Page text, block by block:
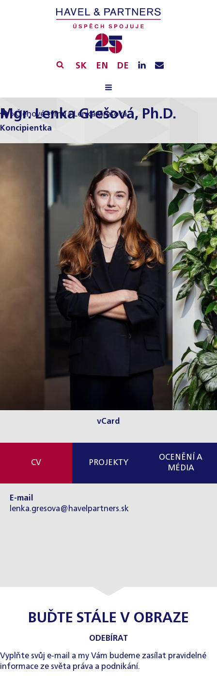
SK EN DE
» Členové týmu» Lenka Grešová
Mgr. Lenka Grešová, Ph.D.
Koncipientka
vCard
CV PROJEKTY
OCENĚNÍ A
MÉDIA
E-mail
lenka.gresova@havelpartners.sk
BUĎTE STÁLE V OBRAZE
ODEBÍRAT
Vyplňte svůj e-mail a my Vám budeme zasílat pravidelné
informace ze světa práva a podnikání.